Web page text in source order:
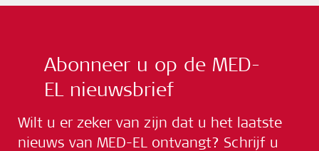
Abonneer u op de MED-
EL nieuwsbrief
Wilt u er zeker van zijn dat u het laatste
nieuws van MED-EL ontvangt? Schrijf u